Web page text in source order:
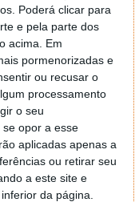
Poderá clicar para
e pela parte dos
acima. Em
pormenorizadas e
ou recusar o
processamento
o seu
opor a esse
aplicadas apenas a
ou retirar seu
a este site e
da página.
pouco mais
prender
orientação
o "Sea Hero
estudar a
tem sido jogado